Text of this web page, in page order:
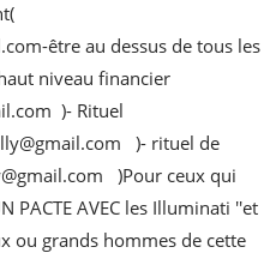
être au dessus de tous les
niveau financier
)- Rituel
)- rituel de
)Pour ceux qui
PACTE AVEC les Illuminati ''et
ou grands hommes de cette